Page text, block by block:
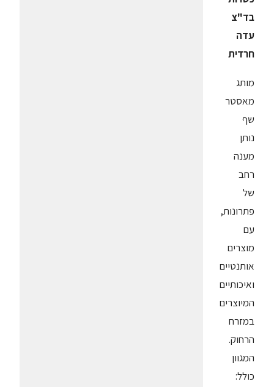
בד"צ
עדה
חרדית
מותג
מאסטר
שף
נותן
מענה
רחב
של
פתרונות,
עם
מוצרים
אותנטיים
ואיכותיים
המיוצרים
במזרח
הרחוק.
המגוון
כולל: